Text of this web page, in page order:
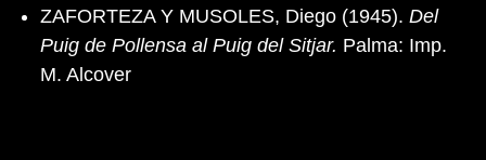
ZAFORTEZA Y MUSOLES, Diego (1945). Del
Puig de Pollensa al Puig del Sitjar. Palma: Imp.
M. Alcover